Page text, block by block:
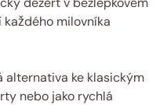
milovníka
alternativa ke klasickým
nebo jako rychlá